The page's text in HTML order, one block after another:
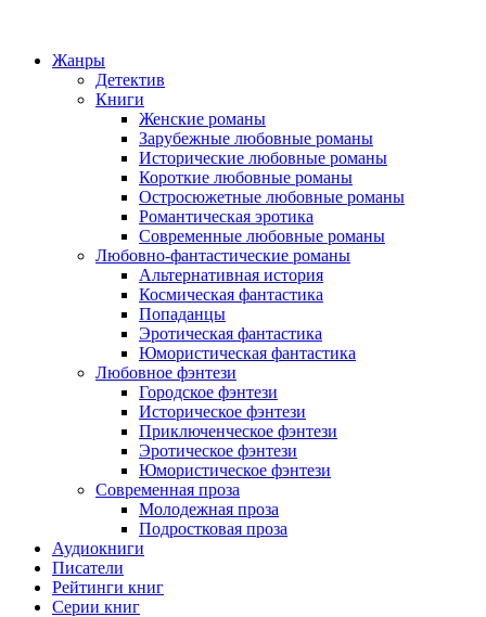
Жанры
Детектив
Книги
Женские романы
Зарубежные любовные романы
Исторические любовные романы
Короткие любовные романы
Остросюжетные любовные романы
Романтическая эротика
Современные любовные романы
Любовно-фантастические романы
Альтернативная история
Космическая фантастика
Попаданцы
Эротическая фантастика
Юмористическая фантастика
Любовное фэнтези
Городское фэнтези
Историческое фэнтези
Приключенческое фэнтези
Эротическое фэнтези
Юмористическое фэнтези
Современная проза
Молодежная проза
Подростковая проза
Аудиокниги
Писатели
Рейтинги книг
Серии книг